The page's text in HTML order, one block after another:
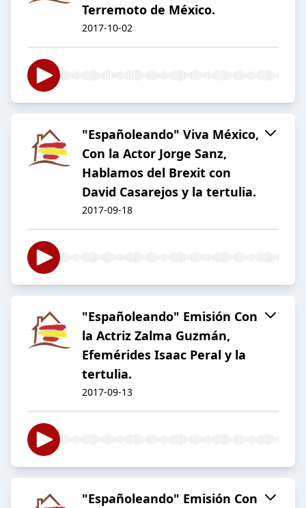
Terremoto de México.
2017-10-02
"Españoleando" Viva México,
Con la Actor Jorge Sanz,
Hablamos del Brexit con
David Casarejos y la tertulia.
2017-09-18
"Españoleando" Emisión Con
la Actriz Zalma Guzmán,
Efemérides Isaac Peral y la
tertulia.
2017-09-13
"Españoleando" Emisión Con